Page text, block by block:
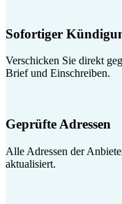
Sofortiger
Verschicken Sie direkt
Brief und Einschreiben.
Geprüfte Adressen
Alle Adressen der
aktualisiert.